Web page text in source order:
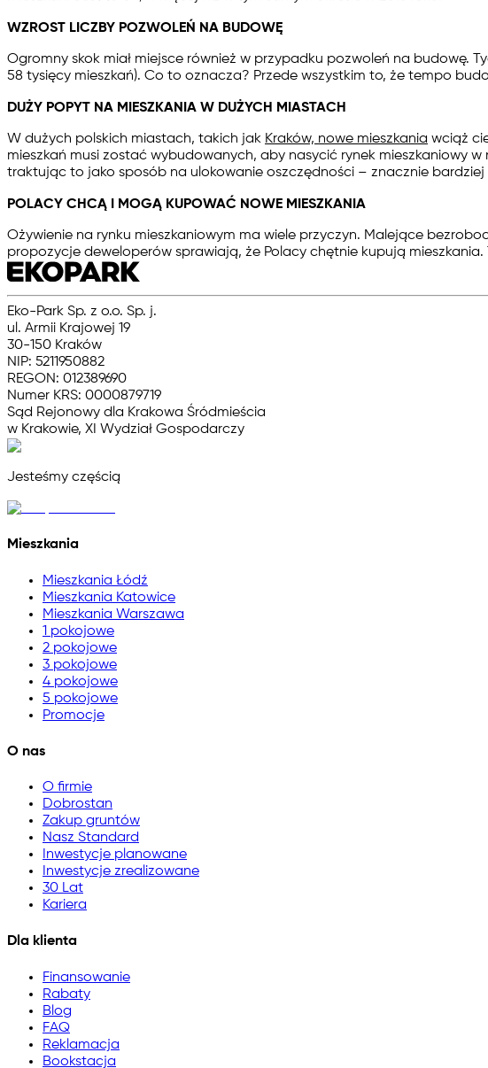
WZROST LICZBY POZWOLEŃ NA BUDOWĘ
Ogromny skok miał miejsce również w przypadku pozwoleń na budowę.
58 tysięcy mieszkań). Co to oznacza? Przede wszystkim to, że tempo
DUŻY POPYT NA MIESZKANIA W DUŻYCH MIASTACH
W dużych polskich miastach, takich jak Kraków, nowe mieszkania wciąż
mieszkań musi zostać wybudowanych, aby nasycić rynek mieszkaniowy
traktując to jako sposób na ulokowanie oszczędności – znacznie bardziej
POLACY CHCĄ I MOGĄ KUPOWAĆ NOWE MIESZKANIA
Ożywienie na rynku mieszkaniowym ma wiele przyczyn. Malejące
propozycje deweloperów sprawiają, że Polacy chętnie kupują
Eko-Park Sp. z o.o. Sp. j.
ul. Armii Krajowej 19
30-150 Kraków
NIP: 5211950882
REGON: 012389690
Numer KRS: 0000879719
Sąd Rejonowy dla Krakowa Śródmieścia
w Krakowie, XI Wydział Gospodarczy
Jesteśmy częścią
Mieszkania
Mieszkania Łódź
Mieszkania Katowice
Mieszkania Warszawa
1 pokojowe
2 pokojowe
3 pokojowe
4 pokojowe
5 pokojowe
Promocje
O nas
O firmie
Dobrostan
Zakup gruntów
Nasz Standard
Inwestycje planowane
Inwestycje zrealizowane
30 Lat
Kariera
Dla klienta
Finansowanie
Rabaty
Blog
FAQ
Reklamacja
Bookstacja